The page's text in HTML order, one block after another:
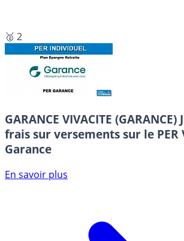
🥈 2
GARANCE VIVACITE (GARANCE)
frais sur versements sur le PER
Garance
En savoir plus